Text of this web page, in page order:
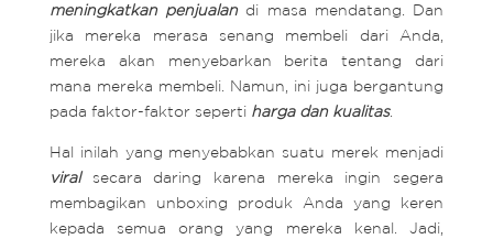
meningkatkan penjualandi masa mendatang. Dan
jika mereka merasa senang membeli dari Anda,
mereka akan menyebarkan berita tentang dari
mana mereka membeli. Namun, ini juga bergantung
pada faktor-faktor seperti harga dan kualitas.
Hal inilah yang menyebabkan suatu merek menjadi
viral
secara daring karena mereka ingin segera
membagikan unboxing produk Anda yang keren
kepada semua orang yang mereka kenal. Jadi,